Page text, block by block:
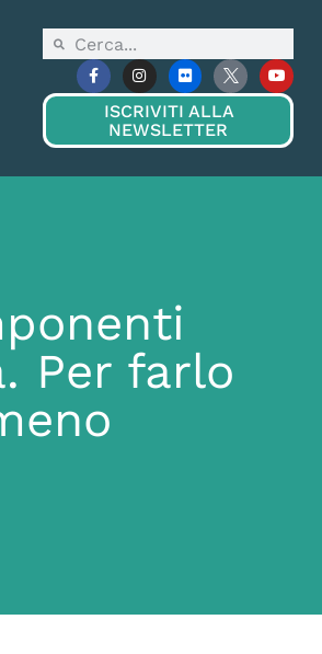
ISCRIVITI ALLA
NEWSLETTER
Per farlo